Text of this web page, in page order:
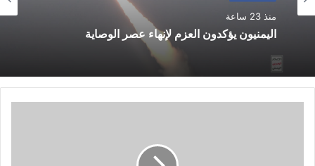
منذ 23 ساعة
اليمنيون يؤكدون العزم لإنهاء عصر الوصاية